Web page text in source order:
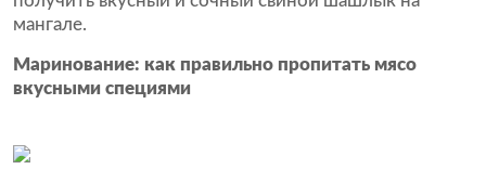
мангале.
Маринование: как правильно пропитать мясо
вкусными специями